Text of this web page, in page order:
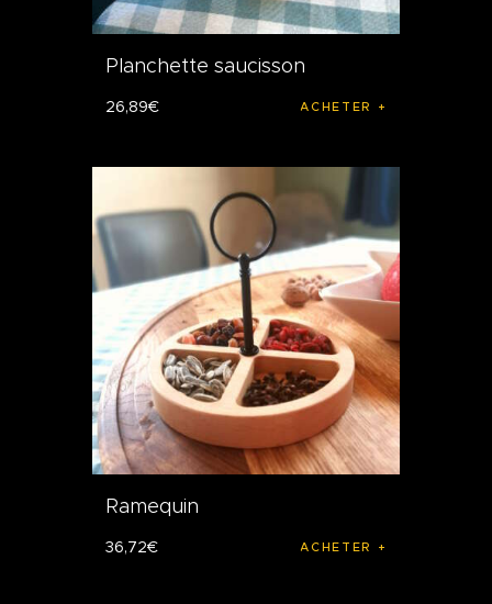
Planchette saucisson
26,89€ ACHETER
Ramequin
36,72€ ACHETER